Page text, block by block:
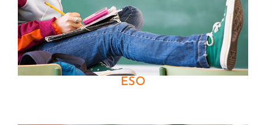
ESO